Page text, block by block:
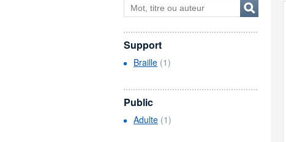
Support
Braille (1)
Public
Adulte (1)